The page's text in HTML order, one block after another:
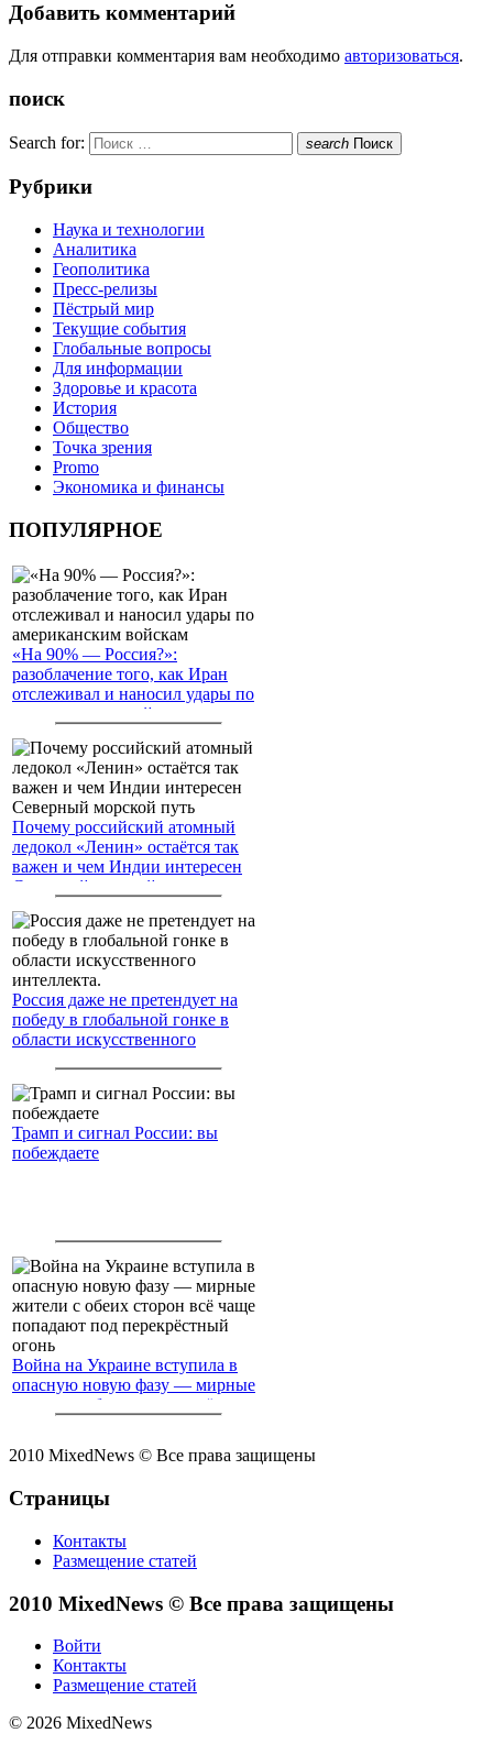
Добавить комментарий
Для отправки комментария вам необходимо авторизоваться.
поиск
Search for: search Поиск
Рубрики
Наука и технологии
Аналитика
Геополитика
Пресс-релизы
Пёстрый мир
Текущие события
Глобальные вопросы
Для информации
Здоровье и красота
История
Общество
Точка зрения
Promo
Экономика и финансы
ПОПУЛЯРНОЕ
«На 90% — Россия?»:
разоблачение того, как Иран
отслеживал и наносил удары по
американским войскам
Почему российский атомный
ледокол «Ленин» остаётся так
важен и чем Индии интересен
Северный морской путь
Россия даже не претендует на
победу в глобальной гонке в
области искусственного
Трамп и сигнал России: вы
побеждаете
Война на Украине вступила в
опасную новую фазу — мирные
жители с обеих сторон всё чаще
огонь
2010 MixedNews © Все права защищены
Страницы
Контакты
Размещение статей
2010 MixedNews © Все права защищены
Войти
Контакты
Размещение статей
© 2026 MixedNews